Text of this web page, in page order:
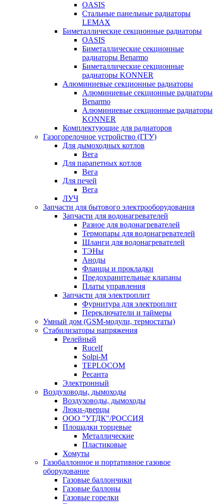
OASIS
Стальные панельные радиаторы
LEMAX
Биметаллические секционные радиаторы
OASIS
Биметаллические секционные
радиаторы Benarmo
Биметаллические секционные
радиаторы KONNER
Алюминиевые секционные радиаторы
Алюминиевые секционные радиаторы
Benarmo
Алюминиевые секционные радиаторы
KONNER
Комплектующие для радиаторов
Газогорелочное устройство (ГГУ)
Для дымоходных котлов
Вега
Для парапетных котлов
Вега
Для печей
Вега
ЛУЧ
Запчасти для бытового электрооборудования
Запчасти для водонагревателей
Разное для водонагревателей
Термопары для водонагревателей
Шланги для водонагревателей
ТЭНы
Аноды
Фланцы и прокладки
Предохранительные клапаны
Платы управления
Запчасти для электроплит
Фурнитура для электроплит
Переключатели и таймеры
Умный дом (GSM-модули, термостаты)
Cтабилизаторы напряжения
Релейный
Rucelf
Solpi-M
TEPLOCOM
Ресанта
Электронный
Воздуховоды, дымоходы
Воздуховоды, дымоходы
Люки-дверцы
ООО "УТДК"/РОССИЯ
Площадки торцевые
Металлические
Пластиковые
Хомуты
Газобаллонное и портативное газовое
оборудование
Газовые баллончики
Газовые баллоны
Газовые горелки